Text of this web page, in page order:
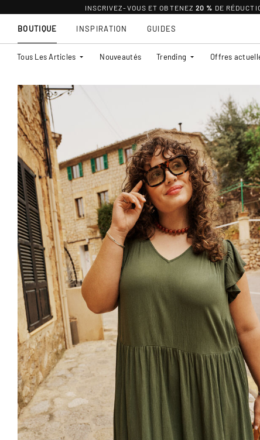
INSCRIVEZ-VOUS ET OBTENEZ 20 % DE
BOUTIQUE
Tous Les Articles Nouveautés Trending Offres
INSPIRATION GUIDES